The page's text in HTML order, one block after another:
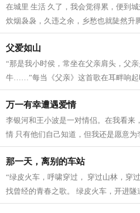
在城里 生活 久了，我会觉得累，便到
炊烟袅袅，久违之余，乡愁也就陡然升
的，不信，你看嘛！”记得这是母...
父爱如山
“那是我小时侯，常坐在父亲肩头，父
牛……”每当《父亲》这首歌在耳畔响
的面孔和劳作不辍的背影。父亲的一...
万一有幸遭遇爱情
李银河和王小波是一对情侣。在我看来
情 只有他们自己知道，但我还是愿意
就过了抒情的年龄，也严重怀疑世间...
那一天，离别的车站
“绿皮火车，呼啸穿过， 穿过山林，穿
找曾经的青春之歌。 绿皮火车，开进
切，回到从前， 遥远的往事，让我...